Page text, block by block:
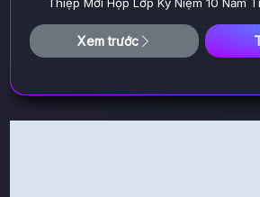
Thiệp Mời Họp Lớp Kỷ Niệm 10 Năm
Xem trước